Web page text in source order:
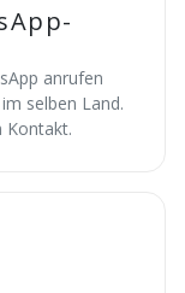
anrufen
selben Land.
Kontakt.